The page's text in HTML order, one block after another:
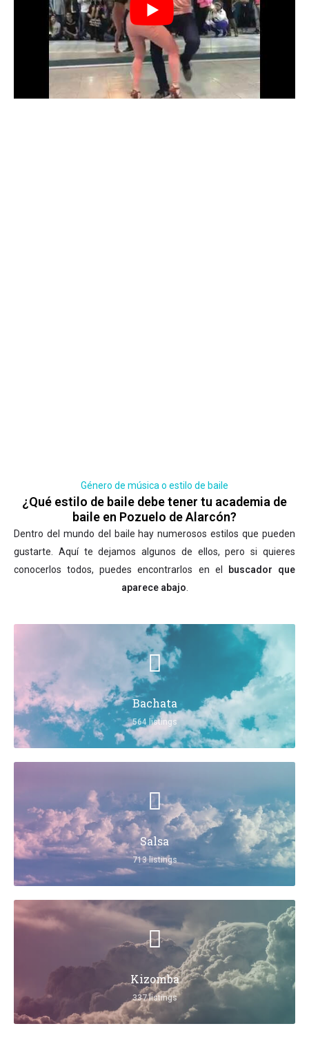
Género de música o estilo de baile
¿Qué estilo de baile debe tener tu academia de
baile en Pozuelo de Alarcón?
Dentro del mundo del baile hay numerosos estilos que pueden
gustarte. Aquí te dejamos algunos de ellos, pero si quieres
conocerlos todos, puedes encontrarlos en el
buscador que
aparece abajo
Bachata
564 listings
Salsa
713 listings
Kizomba
337 listings